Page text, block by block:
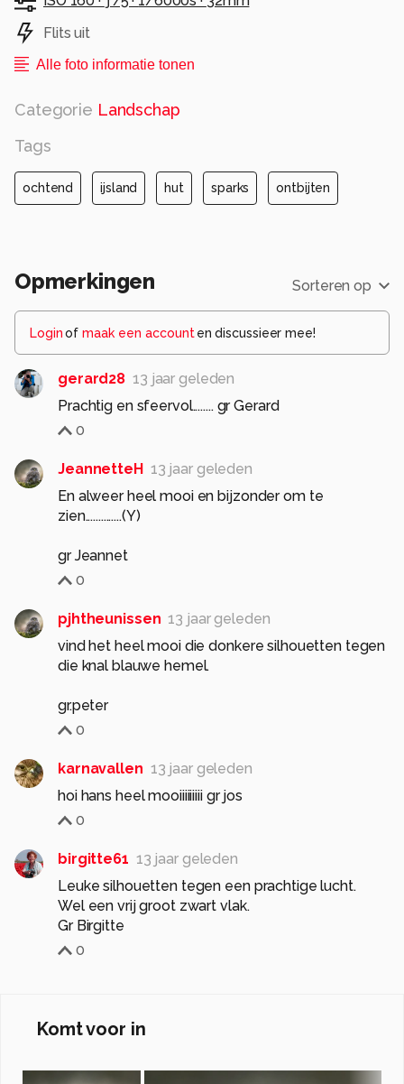
Alle rechten voorbehouden
Flits uit
Alle foto informatie tonen
Categorie Landschap
Tags
ochtend ijsland hut sparks ontbijten
Opmerkingen Sorteren op
Loginof maak een account en discussieer mee!
gerard28 13 jaar geleden
Prachtig en sfeervol........ gr Gerard
0
JeannetteH 13 jaar geleden
En alweer heel mooi en bijzonder om te
zien..............(Y)
gr Jeannet
0
pjhtheunissen 13 jaar geleden
vind het heel mooi die donkere silhouetten tegen
die knal blauwe hemel.
gr.peter
0
karnavallen 13 jaar geleden
hoi hans heel mooiiiiiiiii gr jos
0
birgitte61 13 jaar geleden
Leuke silhouetten tegen een prachtige lucht.
Wel een vrij groot zwart vlak.
Gr Birgitte
0
Komt voor in